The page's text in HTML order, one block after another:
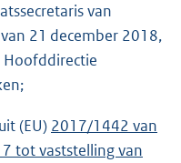
2
K
van
21 december 2018,
(EU) E
x
2017/1442 van
tot vaststelling van